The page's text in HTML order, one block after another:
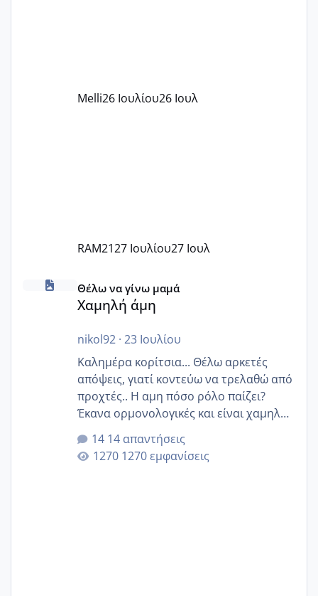
Εγώ πήγα σε έναν ιδιωτικό παιδικό στ
Melli26 Ιουλίου26 Ιουλ
RAM2127 Ιουλίου27 Ιουλ
Χαμηλή άμη
Θέλω να γίνω μαμά
Χαμηλή άμη
nikol92· 23 Ιουλίου
Καλημέρα κορίτσια... Θέλω αρκετές
απόψεις, γιατί κοντεύω να τρελαθώ από
προχτές.. Η αμη πόσο ρόλο παίζει?
Έκανα ορμονολογικές και είναι χαμηλή
για την ηλικία μου.. Είχα ήδη μια
εγκυμοσύνη, που έπρεπε να τερματιστεί
στην 27η εβδομάδα και προσπαθώ 7
14 απαντήσεις
1270 εμφανίσεις